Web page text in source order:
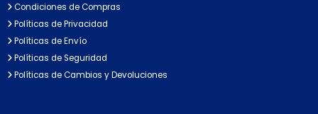
Condiciones de Compras
Políticas de Privacidad
Políticas de Envío
Políticas de Seguridad
Políticas de Cambios y Devoluciones